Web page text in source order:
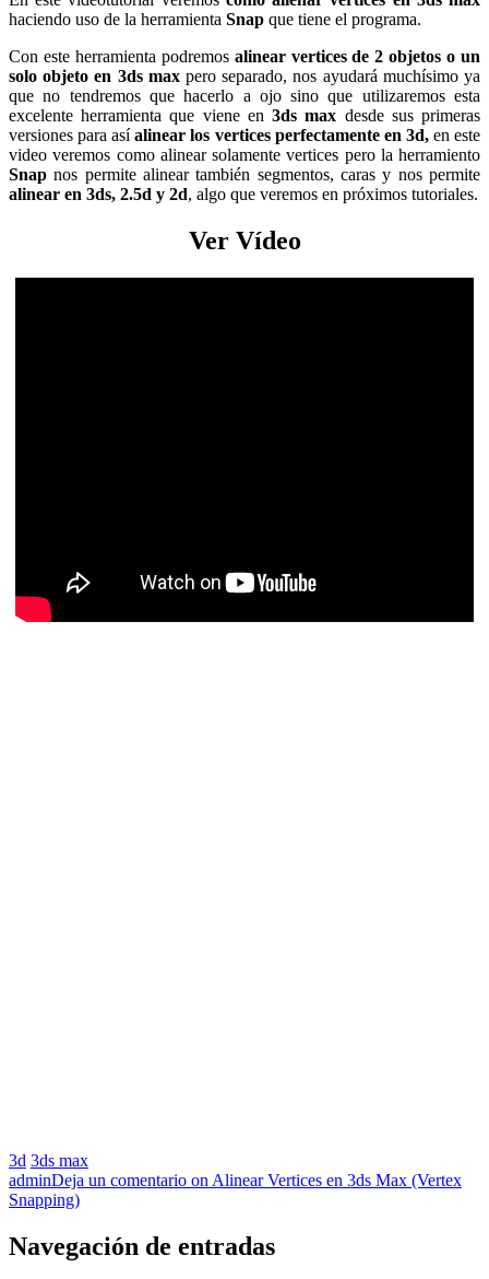
haciendo uso de la herramienta Snap que tiene el programa.
Con este herramienta podremos alinear vertices de 2 objetos o un
solo objeto en 3ds maxpero separado, nos ayudará muchísimo ya
que no tendremos que hacerlo a ojo sino que utilizaremos esta
excelente herramienta que viene en3ds max desde sus primeras
versiones para asíalinear los vertices perfectamente en 3d,en este
video veremos como alinear solamente vertices pero la herramiento
Snap nos permite alinear también segmentos, caras y nos permite
alinear en 3ds, 2.5d y 2d, algo que veremos en próximos tutoriales.
Ver Vídeo
3d 3ds max
adminDeja un comentario on Alinear Vertices en 3ds Max (Vertex
Snapping)
Navegación de entradas